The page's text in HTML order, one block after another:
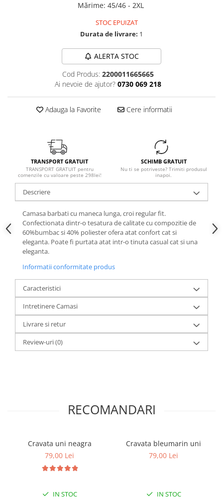
Mărime: 45/46 - 2XL
STOC EPUIZAT
Durata de livrare: 1
ALERTA STOC
Cod Produs: 2200011665665
Ai nevoie de ajutor? 0730 069 218
Adauga la Favorite Cere informatii
TRANSPORT GRATUIT
TRANSPORT GRATUIT pentru
comenzile cu valoare peste 298lei!
SCHIMB GRATUIT
Nu ti se potriveste? Trimiti produsul
inapoi.
Descriere
Camasa barbati cu maneca lunga, croi regular fit.
Confectionata dintr-o tesatura de calitate cu compozitie de
60%bumbac si 40% poliester ofera atat confort cat si
eleganta. Poate fi purtata atat intr-o tinuta casual cat si una
eleganta.
Informatii conformitate produs
Caracteristici
Intretinere Camasi
Livrare si retur
Review-uri(0)
RECOMANDARI
Cravata uni neagra
79,00 Lei
IN STOC
Cravata bleumarin uni
79,00 Lei
IN STOC